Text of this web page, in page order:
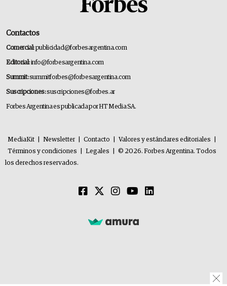
Contactos
Comercial:publicidad@forbesargentina.com
Editorial:info@forbesargentina.com
Summit:summitforbes@forbesargentina.com
Suscripciones:suscripciones@forbes.ar
Forbes Argentina es publicada por HT Media SA.
MediaKit Newsletter Contacto Valores y estándares editoriales
Términos y condiciones
Legales
© 2026. Forbes Argentina. Todos
los derechos reservados.